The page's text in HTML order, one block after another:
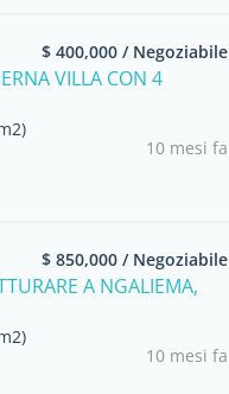
$ 400,000 / Negoziabile
VILLA CON 4
10 mesi fa
$ 850,000 / Negoziabile
A NGALIEMA,
10 mesi fa